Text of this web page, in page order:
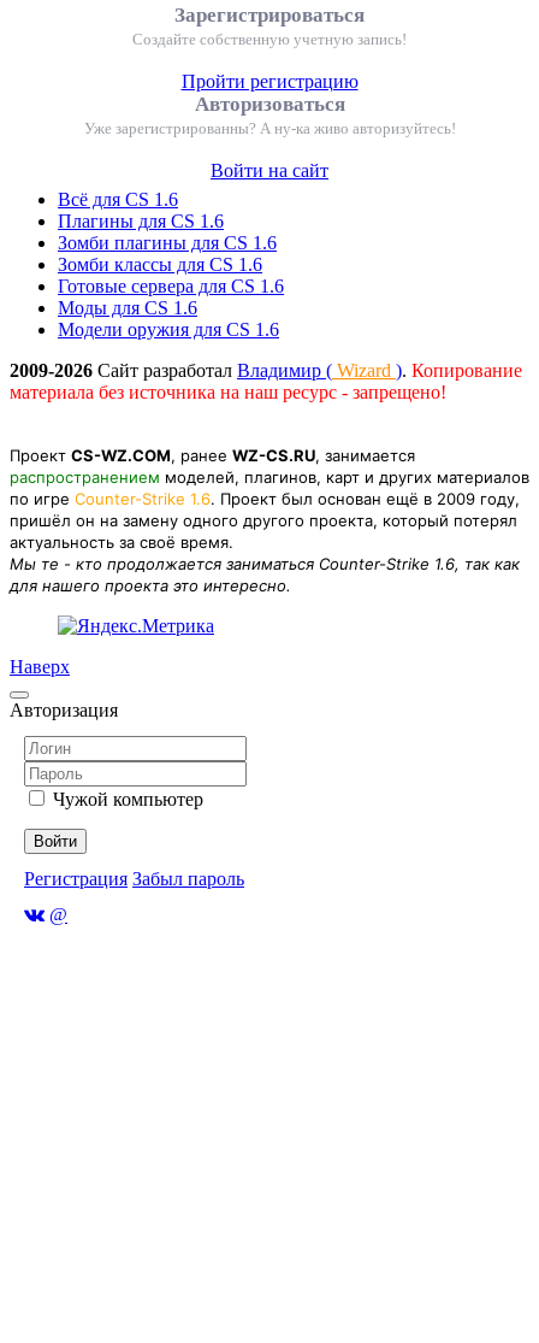
Зарегистрироваться
Создайте собственную учетную запись!
Пройти регистрацию
Авторизоваться
Уже зарегистрированны? А ну-ка живо авторизуйтесь!
Войти на сайт
Всё для CS 1.6
Плагины для CS 1.6
Зомби плагины для CS 1.6
Зомби классы для CS 1.6
Готовые сервера для CS 1.6
Моды для CS 1.6
Модели оружия для CS 1.6
2009-2026 Сайт разработал Владимир ( Wizard ). Копирование
материала без источника на наш ресурс - запрещено!
Проект CS-WZ.COM, ранее WZ-CS.RU, занимается
распространением моделей, плагинов, карт и других материалов
по игре Counter-Strike 1.6. Проект был основан ещё в 2009 году,
пришёл он на замену одного другого проекта, который потерял
актуальность за своё время.
Мы те - кто продолжается заниматься Counter-Strike 1.6, так как
для нашего проекта это интересно.
Наверх
Авторизация
Чужой компьютер
Войти
Регистрация Забыл пароль
@